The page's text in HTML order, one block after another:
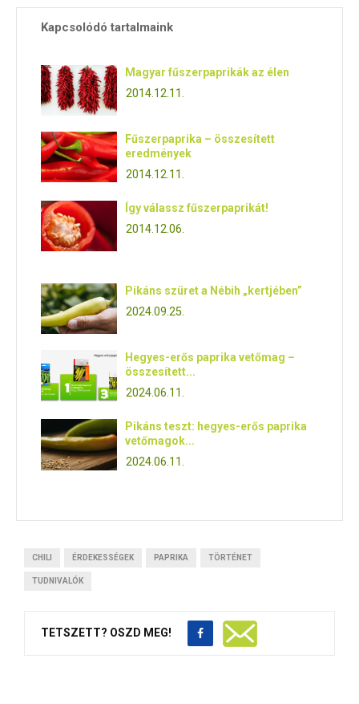
Kapcsolódó tartalmaink
Magyar fűszerpaprikák az élen
2014.12.11.
Fűszerpaprika – összesített
eredmények
2014.12.11.
Így válassz fűszerpaprikát!
2014.12.06.
Pikáns szüret a Nébih „kertjében”
2024.09.25.
Hegyes-erős paprika vetőmag –
összesített...
2024.06.11.
Pikáns teszt: hegyes-erős paprika
vetőmagok...
2024.06.11.
CHILI ÉRDEKESSÉGEK PAPRIKA TÖRTÉNET
TUDNIVALÓK
TETSZETT? OSZD MEG!